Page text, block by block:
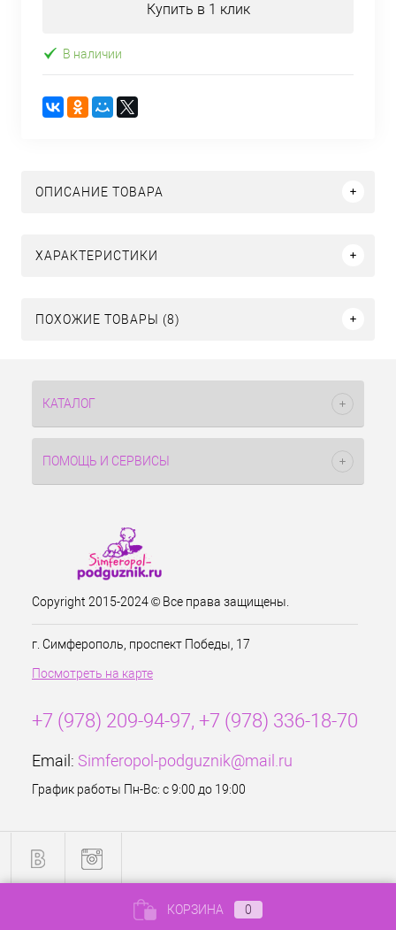
Купить в 1 клик
В наличии
ОПИСАНИЕ ТОВАРА
ХАРАКТЕРИСТИКИ
ПОХОЖИЕ ТОВАРЫ (8)
КАТАЛОГ
ПОМОЩЬ И СЕРВИСЫ
Copyright 2015-2024 © Все права защищены.
г. Симферополь, проспект Победы, 17
Посмотреть на карте
+7 (978) 209-94-97, +7 (978) 336-18-70
Email: Simferopol-podguznik@mail.ru
График работы Пн-Вс: с 9:00 до 19:00
КОРЗИНА 0